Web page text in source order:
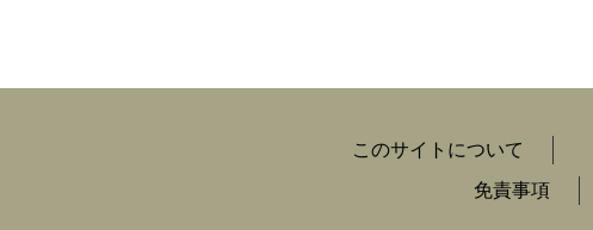
このサイトについて
免責事項